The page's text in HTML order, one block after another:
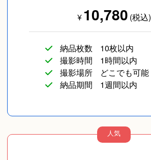
¥10,780 (税込)
納品枚数
10枚以内
撮影時間
1時間以内
撮影場所
どこでも可能
納品期間
1週間以内
人気